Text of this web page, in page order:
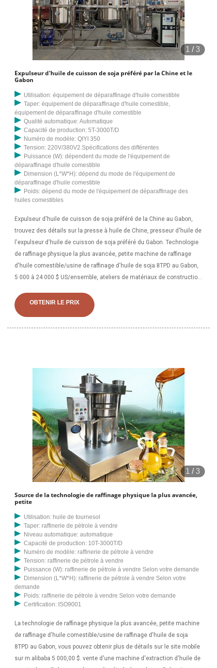
1 /3
Expulseur d'huile de cuisson de soja préféré par la Chine et le
Gabon
Utilisation: équipement de déparaffinage d'huile comestible
Taper: équipement de déparaffinage d'huile comestible,
équipement de déparaffinage d'huile comestible
Qualité automatique: Automatique
Capacité de production: 5T-3000T/D
Numéro de modèle: QIYI 350
Tension: 220V/380V2.Spécifications des différentes
Puissance (W): dépendent du mode de l'équipement de
déparaffinage d'huile comestible
Dimension (L*W*H): dépend du mode de l'équipement de
déparaffinage d'huile comestible
Poids: dépend du mode de l'équipement de déparaffinage des
huiles comestibles
Expulseur d'huile de cuisson de soja préféré de la Chine au Gabon,
trouvez des détails sur la presse à huile de Chine, presseur d'huile de
l'expulseur d'huile de cuisson de soja préféré du Gabon. Technologie
de raffinage physique la plus avancée, petite machine de raffinage
d'huile comestible/usine de raffinage d'huile de soja 8TPD au Gabon,
5 000 à 24 000 $ US/ensemble, ateliers de matériaux de construction,
et amp; Usine de boissons, fermes, vente au détail, travaux de
construction, énergie et amp; Exploitation minière, société de
OBTENIR LE PRIX
1 /3
Source de la technologie de raffinage physique la plus avancée,
petite
Utilisation: huile de tournesol
Taper: raffinerie de pétrole à vendre
Niveau automatique: automatique
Capacité de production: 10T-3000T/D
Numéro de modèle: raffinerie de pétrole à vendre
Tension: raffinerie de pétrole à vendre
Puissance (W): raffinerie de pétrole à vendre Selon votre demande
Dimension (L*W*H): raffinerie de pétrole à vendre Selon votre
demande
Poids: raffinerie de pétrole à vendre Selon votre demande
Certification: ISO9001
La technologie de raffinage physique la plus avancée, petite machine
de raffinage d'huile comestible/usine de raffinage d'huile de soja
8TPD au Gabon, vous pouvez obtenir plus de détails sur le site mobile
sur m.alibaba 5 000,00 $. vente d'une machine d'extraction d'huile de